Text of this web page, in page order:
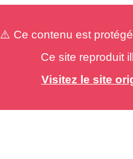
⚠️ Ce contenu est
Ce site reproduit
Visitez le site